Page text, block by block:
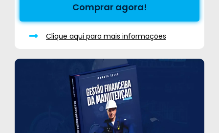
Comprar agora!
Clique aqui para mais informações